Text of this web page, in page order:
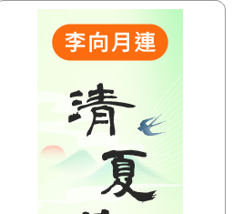
【HitFm正在進行】
(宜蘭)
(宜蘭)GOOD MORNING YI-LAN
【HitFm正在進行】